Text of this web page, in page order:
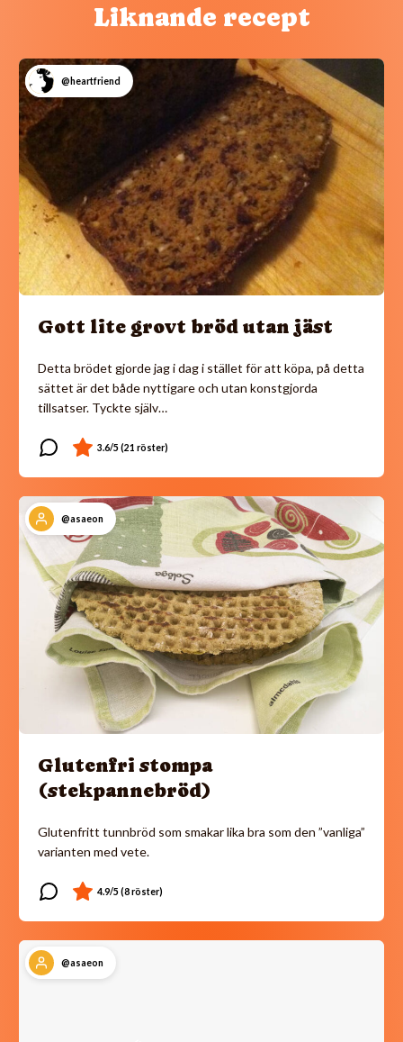
Liknande recept
@heartfriend
Gott lite grovt bröd utan jäst
Detta brödet gjorde jag i dag i stället för att köpa, på detta
sättet är det både nyttigare och utan konstgjorda
tillsatser. Tyckte själv…
@asaeon
Glutenfri stompa
(stekpannebröd)
Glutenfritt tunnbröd som smakar lika bra som den ”vanliga”
varianten med vete.
@asaeon